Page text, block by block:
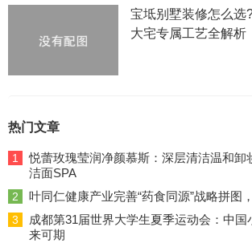
宝坻别墅装修怎么选
大宅专属工艺全解析
热门文章
1
悦蕾玫瑰莹润净颜慕斯：深层清洁温和卸
洁面SPA
2 叶同仁健康产业完善“药食同源”战略拼图
3
成都第31届世界大学生夏季运动会：中国
来可期